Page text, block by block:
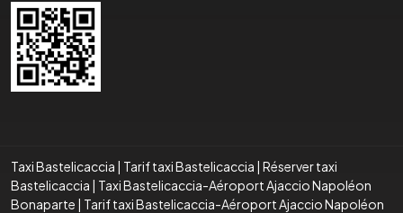
Taxi Bastelicaccia | Tarif taxi Bastelicaccia | Réserver taxi
Bastelicaccia | Taxi Bastelicaccia-Aéroport Ajaccio Napoléon
Bonaparte | Tarif taxi Bastelicaccia-Aéroport Ajaccio Napoléon